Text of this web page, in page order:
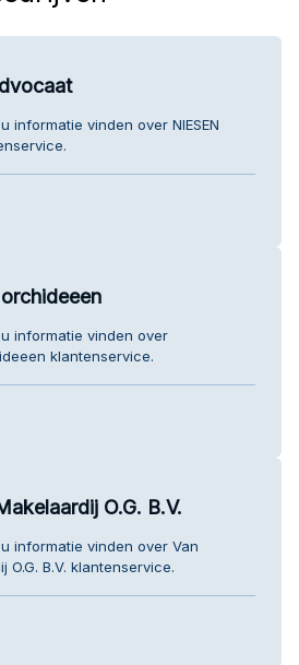
informatie vinden over NIESEN
informatie vinden over
klantenservice.
O.G. B.V.
informatie vinden over Van
O.G. B.V. klantenservice.